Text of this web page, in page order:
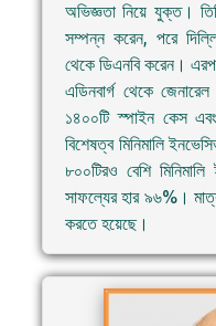
অভিজ্ঞতা নিয়ে যুক্ত।
সম্পন্ন করেন, পরে
থেকে ডিএনবি করেন।
এডিনবার্গ থেকে
১৪০০টি স্পাইন কেস
বিশেষত্ব মিনিমালি
৮০০টিরও বেশি
সাফল্যের হার ৯৬%।
করতে হয়েছে।